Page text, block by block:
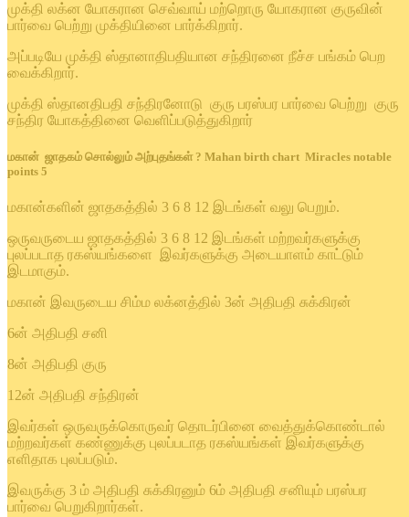
முக்தி லக்ன யோகரான செவ்வாய் மற்றொரு யோகரான குருவின்
பார்வை பெற்று முக்தியினை பார்க்கிறார்.
அப்படியே முக்தி ஸ்தானாதிபதியான சந்திரனை நீச்ச பங்கம் பெற
வைக்கிறார்.
முக்தி ஸ்தானதிபதி சந்திரனோடு குரு பரஸ்பர பார்வை பெற்று குரு
சந்திர யோகத்தினை வெளிப்படுத்துகிறார்
மகான் ஜாதகம் சொல்லும் அற்புதங்கள் ? Mahan birth chart Miracles notable
points 5
மகான்களின் ஜாதகத்தில் 3 6 8 12 இடங்கள் வலு பெறும்.
ஒருவருடைய ஜாதகத்தில் 3 6 8 12 இடங்கள் மற்றவர்களுக்கு
புலப்படாத ரகஸ்யங்களை இவர்களுக்கு அடையாளம் காட்டும்
இடமாகும்.
மகான் இவருடைய சிம்ம லக்னத்தில் 3ன் அதிபதி சுக்கிரன்
6ன் அதிபதி சனி
8ன் அதிபதி குரு
12ன் அதிபதி சந்திரன்
இவர்கள் ஒருவருக்கொருவர் தொடர்பினை வைத்துக்கொண்டால்
மற்றவர்கள் கண்ணுக்கு புலப்படாத ரகஸ்யங்கள் இவர்களுக்கு
எளிதாக புலப்படும்.
இவருக்கு 3 ம் அதிபதி சுக்கிரனும் 6ம் அதிபதி சனியும் பரஸ்பர
பார்வை பெறுகிறார்கள்.